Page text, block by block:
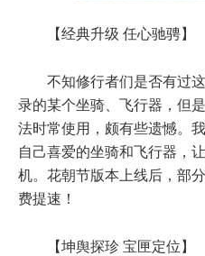
【经典升级 任心驰骋】
不知修行者们是否有过
录的某个坐骑、飞行器，但
法时常使用，颇有些遗憾。
自己喜爱的坐骑和飞行器，
机。花朝节版本上线后，部
费提速！
【坤舆探珍 宝匣定位】